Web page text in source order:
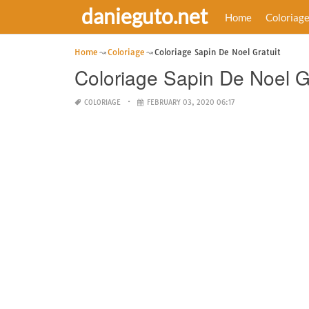
danieguto.net Home Coloriage
Home Coloriage Coloriage Sapin De Noel Gratuit
Coloriage Sapin De Noel
COLORIAGE FEBRUARY 03, 2020 06:17